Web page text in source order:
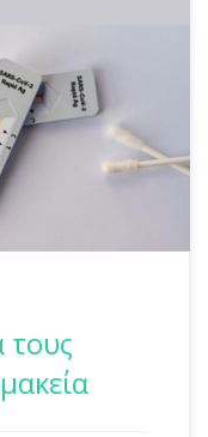
και
όλων των
17
δύο
ελέγχου των
τους